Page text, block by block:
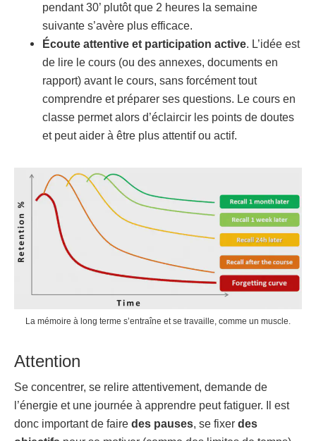
pendant 30’ plutôt que 2 heures la semaine
suivante s’avère plus efficace.
Écoute attentive et participation active. L’idée est
de lire le cours (ou des annexes, documents en
rapport) avant le cours, sans forcément tout
comprendre et préparer ses questions. Le cours en
classe permet alors d’éclaircir les points de doutes
et peut aider à être plus attentif ou actif.
La mémoire à long terme s’entraîne et se travaille, comme un muscle.
Attention
Se concentrer, se relire attentivement, demande de
l’énergie et une journée à apprendre peut fatiguer. Il est
donc important de faire des pauses, se fixer des